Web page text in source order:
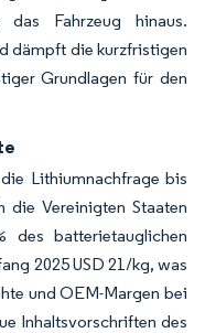
das Fahrzeug hinaus.
dämpft die kurzfristigen
Grundlagen für den
Lithiumnachfrage bis
Vereinigten Staaten
des batterietauglichen
2025 USD 21/kg, was
und OEM-Margen bei
Inhaltsvorschriften des